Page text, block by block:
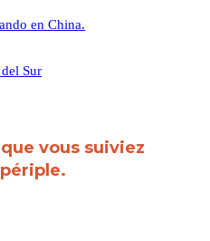
en China.
Sur
vous suiviez